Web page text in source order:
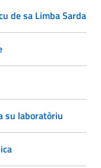
de sa Limba Sarda
su laboratòriu